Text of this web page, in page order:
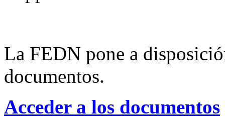
La FEDN pone a
documentos.
Acceder a los documentos